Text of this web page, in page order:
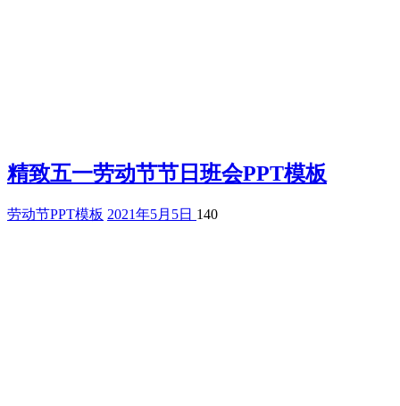
精致五一劳动节节日班会PPT模板
劳动节PPT模板 2021年5月5日 140